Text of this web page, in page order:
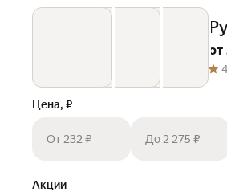
Дом Ремонт Детям
от
Цена, ₽
От 232 ₽ До 2 275 ₽
Акции